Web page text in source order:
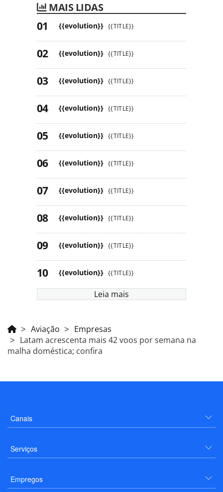
MAIS LIDAS
{{evolution}} {{TITLE}}
{{evolution}} {{TITLE}}
{{evolution}} {{TITLE}}
{{evolution}} {{TITLE}}
{{evolution}} {{TITLE}}
{{evolution}} {{TITLE}}
{{evolution}} {{TITLE}}
{{evolution}} {{TITLE}}
{{evolution}} {{TITLE}}
{{evolution}} {{TITLE}}
Leia mais
Aviação
Empresas
Latam acrescenta mais 42 voos por semana na
malha doméstica; confira
Canais
Serviços
Empregos